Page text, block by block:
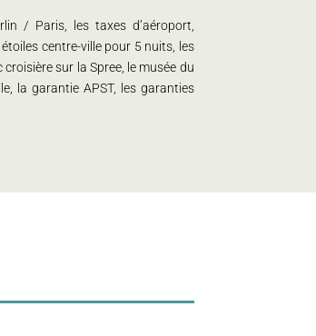
/ Paris, les taxes d’aéroport,
centre-ville pour 5 nuits, les
sur la Spree, le musée du
la garantie APST, les garanties